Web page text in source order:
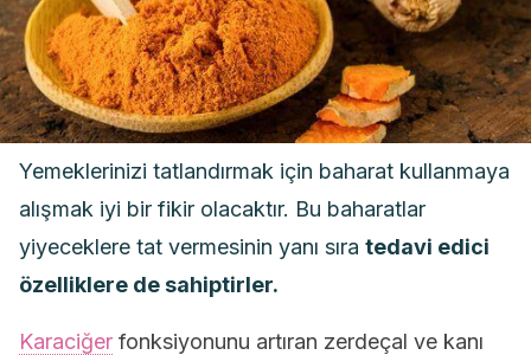
Yemeklerinizi tatlandırmak için baharat kullanmaya
alışmak iyi bir fikir olacaktır. Bu baharatlar
yiyeceklere tat vermesinin yanı sıra tedavi edici
özelliklere de sahiptirler.
Karaciğer fonksiyonunu artıran zerdeçal ve kanı